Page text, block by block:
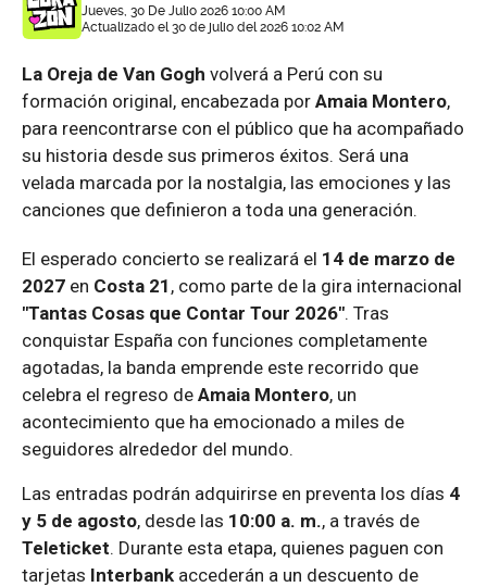
Jueves, 30 De Julio 2026 10:00 AM
Actualizado el 30 de julio del 2026 10:02 AM
La Oreja de Van Gogh volverá a Perú con su
formación original, encabezada por Amaia Montero,
para reencontrarse con el público que ha acompañado
su historia desde sus primeros éxitos. Será una
velada marcada por la nostalgia, las emociones y las
canciones que definieron a toda una generación.
El esperado concierto se realizará el 14 de marzo de
2027 en Costa 21 , como parte de la gira internacional
"Tantas Cosas que Contar Tour 2026". Tras
conquistar España con funciones completamente
agotadas, la banda emprende este recorrido que
celebra el regreso de Amaia Montero, un
acontecimiento que ha emocionado a miles de
seguidores alrededor del mundo.
Las entradas podrán adquirirse en preventa los días 4
y 5 de agosto, desde las 10:00 a. m., a través de
Teleticket. Durante esta etapa, quienes paguen con
tarjetas Interbank accederán a un descuento de